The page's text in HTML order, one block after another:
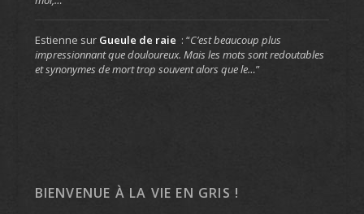
Estienne sur Gueule de raie : “C’est beaucoup plus
impressionnant que douloureux. Mais les mots sont redoutables
et synonymes de mort trop souvent alors que le…”
BIENVENUE À LA VIE EN GRIS !